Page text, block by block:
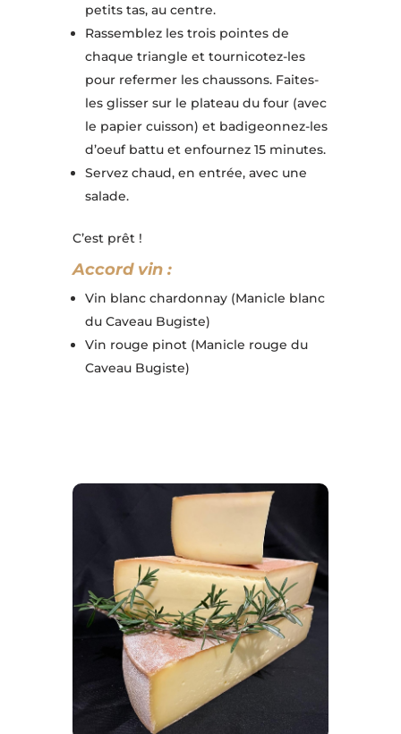
petits tas, au centre.
Rassemblez les trois pointes de
chaque triangle et tournicotez-les
pour refermer les chaussons. Faites-
les glisser sur le plateau du four (avec
le papier cuisson) et badigeonnez-les
d’oeuf battu et enfournez 15 minutes.
Servez chaud, en entrée, avec une
salade.
C’est prêt !
Accord vin :
Vin blanc chardonnay (Manicle blanc
du Caveau Bugiste)
Vin rouge pinot (Manicle rouge du
Caveau Bugiste)